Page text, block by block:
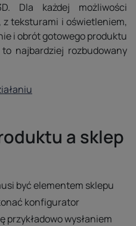
Dla każdej możliwości
z teksturami i oświetleniem,
i obrót gotowego produktu
najbardziej rozbudowany
a sklep
być elementem sklepu
konfigurator
przykładowo wysłaniem